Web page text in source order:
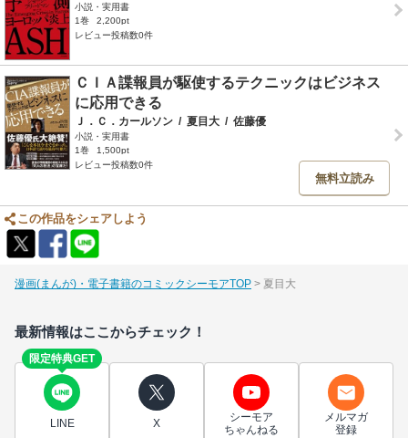
小説・実用書
1巻
2,200pt
レビュー投稿数0件
ＣＩＡ諜報員が駆使するテクニックはビジネス
に応用できる
Ｊ．Ｃ．カールソン / 夏目大 / 佐藤優
小説・実用書
1巻
1,500pt
レビュー投稿数0件
無料立読み
この作品をシェアしよう
漫画(まんが)・電子書籍のコミックシーモアTOP 夏目大
最新情報はここからチェック！
限定特典GET
LINE X
シーモア
ちゃんねる
メルマガ
登録